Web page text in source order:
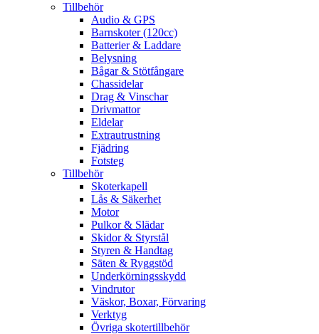
Tillbehör
Audio & GPS
Barnskoter (120cc)
Batterier & Laddare
Belysning
Bågar & Stötfångare
Chassidelar
Drag & Vinschar
Drivmattor
Eldelar
Extrautrustning
Fjädring
Fotsteg
Tillbehör
Skoterkapell
Lås & Säkerhet
Motor
Pulkor & Slädar
Skidor & Styrstål
Styren & Handtag
Säten & Ryggstöd
Underkörningsskydd
Vindrutor
Väskor, Boxar, Förvaring
Verktyg
Övriga skotertillbehör